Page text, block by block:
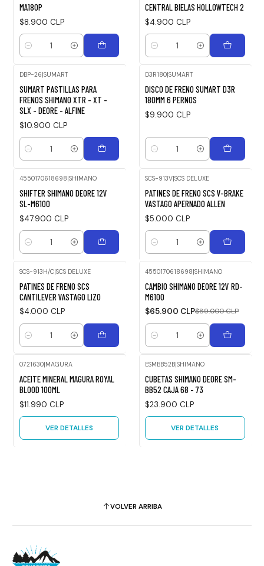
MA180P
$8.900 CLP
Cantidad
CENTRAL BIELAS HOLLOWTECH 2
$4.900 CLP
Cantidad
DBP-26 SUMART
SUMART PASTILLAS PARA
FRENOS SHIMANO XTR - XT -
SLX - DEORE - ALFINE
$10.900 CLP
Cantidad
D3R180 SUMART
DISCO DE FRENO SUMART D3R
180MM 6 PERNOS
$9.900 CLP
Cantidad
4550170618698|SHIMANO
SHIFTER SHIMANO DEORE 12V
SL-M6100
$47.900 CLP
Cantidad
SCS-913V|SCS DELUXE
PATINES DE FRENO SCS V-BRAKE
VASTAGO APERNADO ALLEN
$5.000 CLP
Cantidad
SCS-913H/C|SCS DELUXE
PATINES DE FRENO SCS
CANTILEVER VASTAGO LIZO
$4.000 CLP
Cantidad
-26%
OFF
4550170618698|SHIMANO
CAMBIO SHIMANO DEORE 12V RD-
M6100
$65.900 CLP$89.000 CLP
Cantidad
0721630| MAGURA
ACEITE MINERAL MAGURA ROYAL
BLOOD 100ML
$11.990 CLP
VER DETALLES
ESMBB52B SHIMANO
CUBETAS SHIMANO DEORE SM-
BB52 CAJA 68 - 73
$23.900 CLP
VER DETALLES
VOLVER ARRIBA